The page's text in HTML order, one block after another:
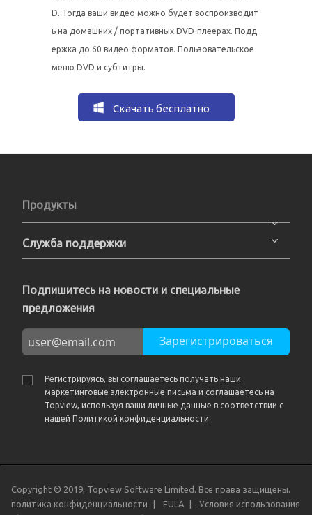
D. Тогда ваши видео можно будет воспроизводит
ь на домашних / портативных DVD-плеерах. Подд
ержка до 60 видео форматов. Пользовательское
меню DVD и субтитры.
Скачать бесплатно
Продукты
Служба поддержки
Подпишитесь на новости и специальные
предложения
Зарегистрироваться
Регистрируясь, вы соглашаетесь получать наши
маркетинговые электронные письма и соглашаетесь на
Topview, используя ваши личные данные в соответствии с
нашей Политикой конфиденциальности.
Copyright © 2019, Topview Software Limited. Все права защищены.
политика конфиденциальности
EULA
Условия использования